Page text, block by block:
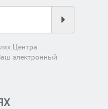
Центра
электронный